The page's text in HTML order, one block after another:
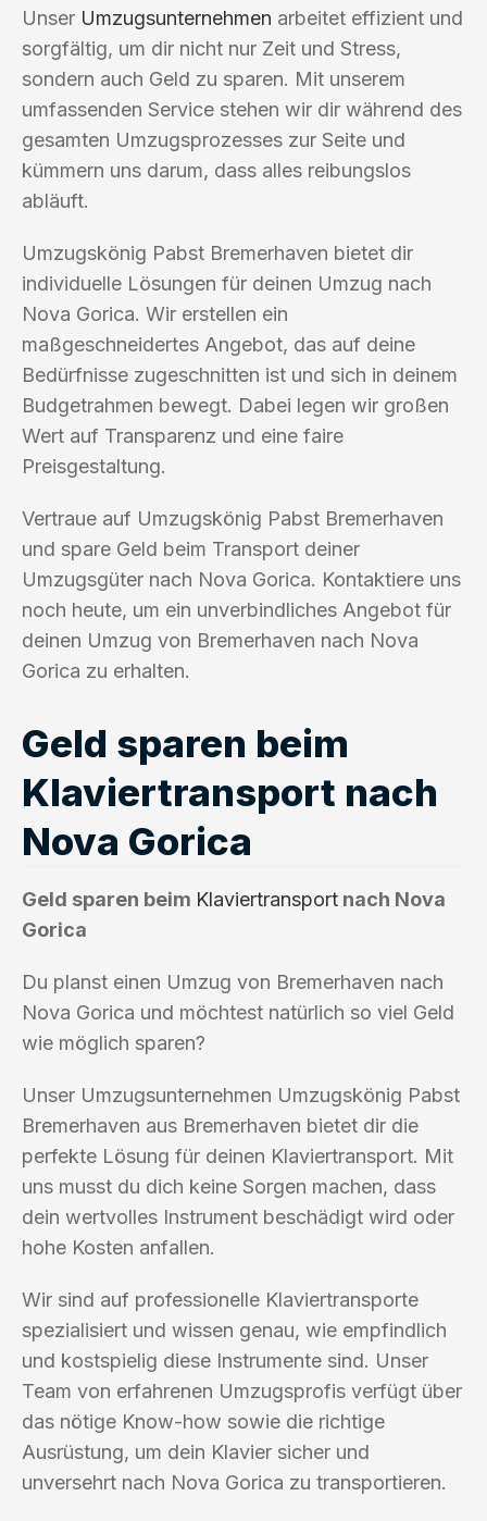
Unser Umzugsunternehmen arbeitet effizient und
sorgfältig, um dir nicht nur Zeit und Stress,
sondern auch Geld zu sparen. Mit unserem
umfassenden Service stehen wir dir während des
gesamten Umzugsprozesses zur Seite und
kümmern uns darum, dass alles reibungslos
abläuft.
Umzugskönig Pabst Bremerhaven bietet dir
individuelle Lösungen für deinen Umzug nach
Nova Gorica. Wir erstellen ein
maßgeschneidertes Angebot, das auf deine
Bedürfnisse zugeschnitten ist und sich in deinem
Budgetrahmen bewegt. Dabei legen wir großen
Wert auf Transparenz und eine faire
Preisgestaltung.
Vertraue auf Umzugskönig Pabst Bremerhaven
und spare Geld beim Transport deiner
Umzugsgüter nach Nova Gorica. Kontaktiere uns
noch heute, um ein unverbindliches Angebot für
deinen Umzug von Bremerhaven nach Nova
Gorica zu erhalten.
Geld sparen beim
Klaviertransport nach
Nova Gorica
Geld sparen beim Klaviertransport nach Nova
Gorica
Du planst einen Umzug von Bremerhaven nach
Nova Gorica und möchtest natürlich so viel Geld
wie möglich sparen?
Unser Umzugsunternehmen Umzugskönig Pabst
Bremerhaven aus Bremerhaven bietet dir die
perfekte Lösung für deinen Klaviertransport. Mit
uns musst du dich keine Sorgen machen, dass
dein wertvolles Instrument beschädigt wird oder
hohe Kosten anfallen.
Wir sind auf professionelle Klaviertransporte
spezialisiert und wissen genau, wie empfindlich
und kostspielig diese Instrumente sind. Unser
Team von erfahrenen Umzugsprofis verfügt über
das nötige Know-how sowie die richtige
Ausrüstung, um dein Klavier sicher und
unversehrt nach Nova Gorica zu transportieren.